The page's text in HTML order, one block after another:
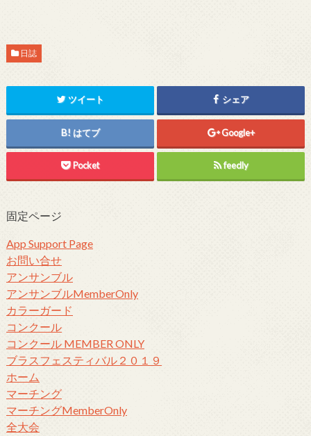
日誌
ツイート シェア
はてブ Google+
Pocket feedly
固定ページ
App Support Page
お問い合せ
アンサンブル
アンサンブルMemberOnly
カラーガード
コンクール
コンクール MEMBER ONLY
ブラスフェスティバル２０１９
ホーム
マーチング
マーチングMemberOnly
全大会